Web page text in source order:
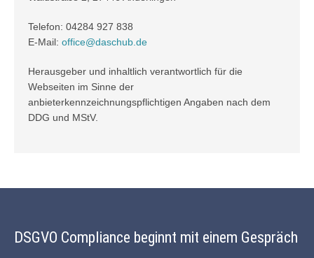
Telefon: 04284 927 838
E-Mail: office@daschub.de
Herausgeber und inhaltlich verantwortlich für die
Webseiten im Sinne der
anbieterkennzeichnungspflichtigen Angaben nach dem
DDG und MStV.
DSGVO Compliance beginnt mit einem Gespräch